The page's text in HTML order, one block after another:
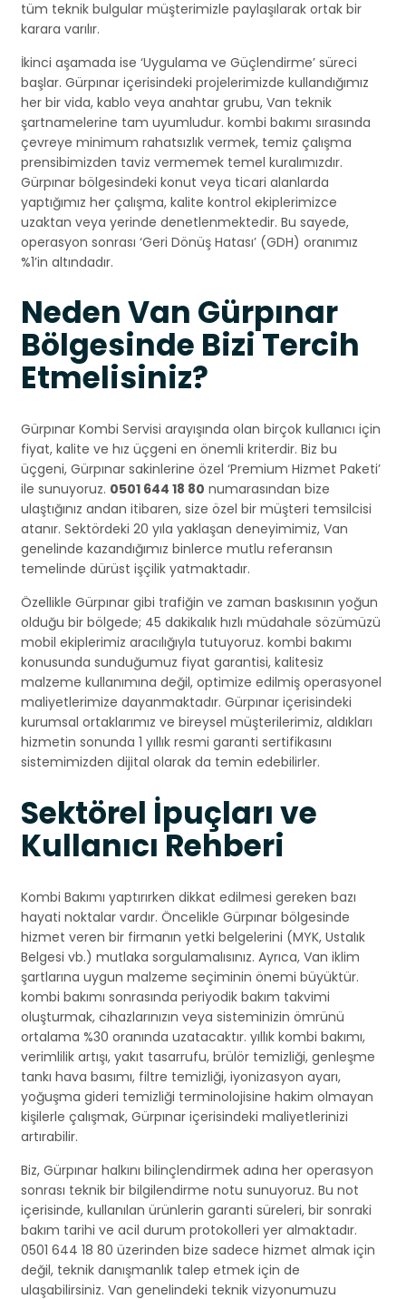
tüm teknik bulgular müşterimizle paylaşılarak ortak bir
karara varılır.
İkinci aşamada ise ‘Uygulama ve Güçlendirme’ süreci
başlar. Gürpınar içerisindeki projelerimizde kullandığımız
her bir vida, kablo veya anahtar grubu, Van teknik
şartnamelerine tam uyumludur. kombi bakımı sırasında
çevreye minimum rahatsızlık vermek, temiz çalışma
prensibimizden taviz vermemek temel kuralımızdır.
Gürpınar bölgesindeki konut veya ticari alanlarda
yaptığımız her çalışma, kalite kontrol ekiplerimizce
uzaktan veya yerinde denetlenmektedir. Bu sayede,
operasyon sonrası ‘Geri Dönüş Hatası’ (GDH) oranımız
%1’in altındadır.
Neden Van Gürpınar
Bölgesinde Bizi Tercih
Etmelisiniz?
Gürpınar Kombi Servisi arayışında olan birçok kullanıcı için
fiyat, kalite ve hız üçgeni en önemli kriterdir. Biz bu
üçgeni, Gürpınar sakinlerine özel ‘Premium Hizmet Paketi’
ile sunuyoruz. 0501 644 18 80 numarasından bize
ulaştığınız andan itibaren, size özel bir müşteri temsilcisi
atanır. Sektördeki 20 yıla yaklaşan deneyimimiz, Van
genelinde kazandığımız binlerce mutlu referansın
temelinde dürüst işçilik yatmaktadır.
Özellikle Gürpınar gibi trafiğin ve zaman baskısının yoğun
olduğu bir bölgede; 45 dakikalık hızlı müdahale sözümüzü
mobil ekiplerimiz aracılığıyla tutuyoruz. kombi bakımı
konusunda sunduğumuz fiyat garantisi, kalitesiz
malzeme kullanımına değil, optimize edilmiş operasyonel
maliyetlerimize dayanmaktadır. Gürpınar içerisindeki
kurumsal ortaklarımız ve bireysel müşterilerimiz, aldıkları
hizmetin sonunda 1 yıllık resmi garanti sertifikasını
sistemimizden dijital olarak da temin edebilirler.
Sektörel İpuçları ve
Kullanıcı Rehberi
Kombi Bakımı yaptırırken dikkat edilmesi gereken bazı
hayati noktalar vardır. Öncelikle Gürpınar bölgesinde
hizmet veren bir firmanın yetki belgelerini (MYK, Ustalık
Belgesi vb.) mutlaka sorgulamalısınız. Ayrıca, Van iklim
şartlarına uygun malzeme seçiminin önemi büyüktür.
kombi bakımı sonrasında periyodik bakım takvimi
oluşturmak, cihazlarınızın veya sisteminizin ömrünü
ortalama %30 oranında uzatacaktır. yıllık kombi bakımı,
verimlilik artışı, yakıt tasarrufu, brülör temizliği, genleşme
tankı hava basımı, filtre temizliği, iyonizasyon ayarı,
yoğuşma gideri temizliği terminolojisine hakim olmayan
kişilerle çalışmak, Gürpınar içerisindeki maliyetlerinizi
artırabilir.
Biz, Gürpınar halkını bilinçlendirmek adına her operasyon
sonrası teknik bir bilgilendirme notu sunuyoruz. Bu not
içerisinde, kullanılan ürünlerin garanti süreleri, bir sonraki
bakım tarihi ve acil durum protokolleri yer almaktadır.
0501 644 18 80 üzerinden bize sadece hizmet almak için
değil, teknik danışmanlık talep etmek için de
ulaşabilirsiniz. Van genelindeki teknik vizyonumuzu